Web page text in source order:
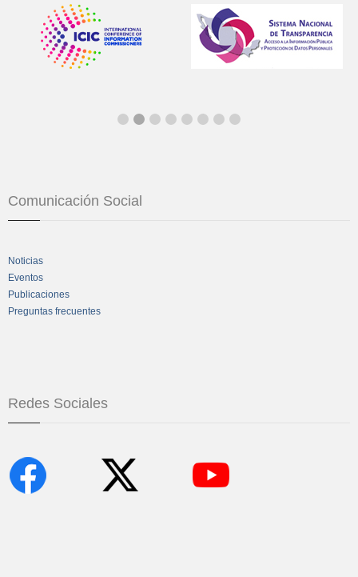
Comunicación Social
Noticias
Eventos
Publicaciones
Preguntas frecuentes
Redes Sociales